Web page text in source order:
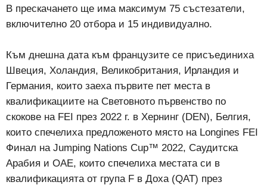
В прескачането ще има максимум 75 състезатели,
включително 20 отбора и 15 индивидуално.
Към днешна дата към французите се присъединиха
Швеция, Холандия, Великобритания, Ирландия и
Германия, които заеха първите пет места в
квалификациите на Световното първенство по
скокове на FEI през 2022 г. в Хернинг (DEN), Белгия,
които спечелиха предложеното място на Longines FEI
Финал на Jumping Nations Cup™ 2022, Саудитска
Арабия и ОАЕ, които спечелиха местата си в
квалификацията от група F в Доха (QAT) през